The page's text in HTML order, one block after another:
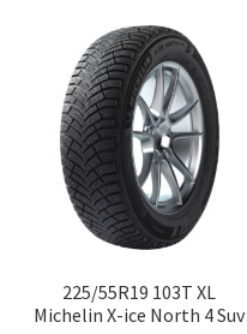
225/55R19 103T XL
Michelin X-ice North 4 Suv